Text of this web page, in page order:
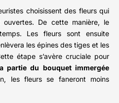
choisissent des fleurs qui
De cette manière, le
Les fleurs sont ensuite
les épines des tiges et les
étape s’avère cruciale pour
partie du bouquet immergée
les fleurs se faneront moins